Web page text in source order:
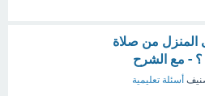
المنزل من صلاة
؟ - مع الشرح
أسئلة تعليمية